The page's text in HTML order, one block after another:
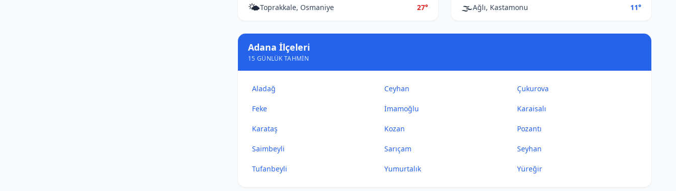
🌤️Toprakkale, Osmaniye 27° 🌫️Ağlı, Kastamonu 11°
Adana İlçeleri
15 GÜNLÜK TAHMIN
Aladağ Ceyhan Çukurova
Feke İmamoğlu Karaisalı
Karataş Kozan Pozantı
Saimbeyli Sarıçam Seyhan
Tufanbeyli Yumurtalık Yüreğir